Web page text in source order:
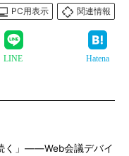
PC用表示
関連情報
LINE Hatena
く」――Web会議デバイ